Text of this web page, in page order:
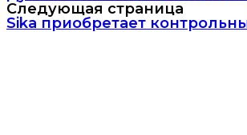
Следующая страница
Sika приобретает